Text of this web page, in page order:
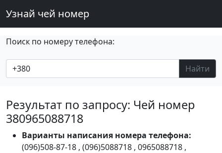
Узнай чей номер
Поиск по номеру телефона:
Найти
Результат по запросу: Чей номер
380965088718
Варианты написания номера телефона:
(096)508-87-18 , (096)5088718 , 0965088718 ,